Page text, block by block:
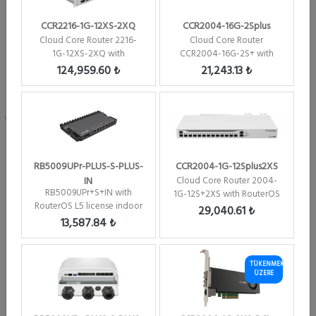
Kategori :Cloud Core Router Tümü
Stok Kodu :CCR1009-7G-1C-1SPLUS
Özel Kodu :U769
Stok Durumu :Üretimi Durdurulmuş
SFP ( 1G ) Modul Seçenekleri
SFP+ ( 10G ) Modul Seçenekleri
CCR2216-1G-12XS-2XQ
Cloud Core Router 2216-
1G-12XS-2XQ with
RouterOS L6 license
124,959.60 ₺
CCR2004-16G-2Splus
Cloud Core Router
CCR2004-16G-2S+ with
RouterOS L6 license Firew...
21,243.13 ₺
RB5009UPr-PLUS-S-PLUS-
IN
RB5009UPr+S+IN with
RouterOS L5 license indoor
case
13,587.84 ₺
CCR2004-1G-12Splus2XS
Cloud Core Router 2004-
1G-12S+2XS with RouterOS
L6 license Firew...
29,040.61 ₺
TÜKENMEK
ÜZERE